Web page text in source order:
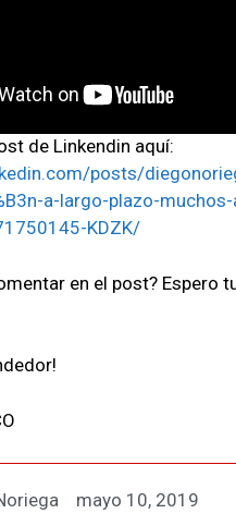
de Linkendin aquí:
posts/
a-largo-plazo-
KDZK/
en el post? Espero
mayo 10, 2019